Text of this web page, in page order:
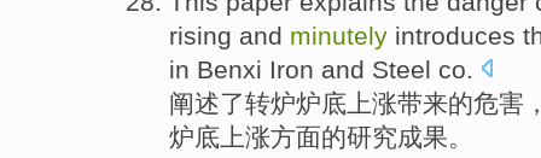
rising and minutely introduces
in Benxi Iron and Steel co.
阐述了转炉炉底 上涨带来的危害
炉底上涨方面的研究成果 。